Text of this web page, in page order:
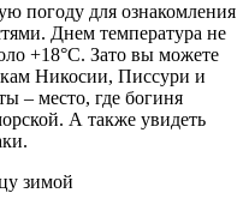
погоду для ознакомления
Днем температура не
+18°C. Зато вы можете
Никосии, Писсури и
– место, где богиня
А также увидеть